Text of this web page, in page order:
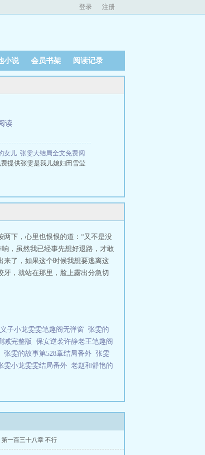
登录 注册
小说 会员书架 阅读记录
读
女儿 张雯大结局全文免费阅
提供张雯是我儿媳妇田雪莹
下，心里也恨恨的道：“又不是没
，虽然我已经事先想好退路，才敢
来了，如果这个时候我想要逃离这
，就站在那里，脸上露出分急切
子小龙雯雯笔趣阁无弹窗 张雯的
减完整版
保安逆袭许静老王笔趣阁
张雯的故事第528章结局番外 张雯
雯小龙雯雯结局番外 老赵和舒艳的
第一百三十八章 不行